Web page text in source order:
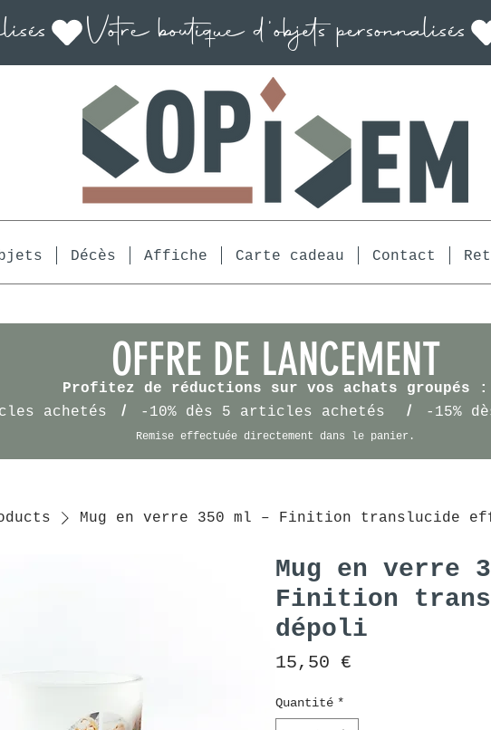
Décès Affiche Carte cadeau Contact
OFFRE DE LANCEMENT
Profitez de réductions sur vos achats groupés :
achetés
/ -10% dès 5 articles achetés / -15%
Remise effectuée directement dans le panier.
Mug en verre 350 ml – Finition translucide
Mug en verre
Finition
dépoli
15,50 €
Quantité *